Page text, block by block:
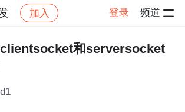
加入 登录 频道
讯开发 帖子详情
和serversocket